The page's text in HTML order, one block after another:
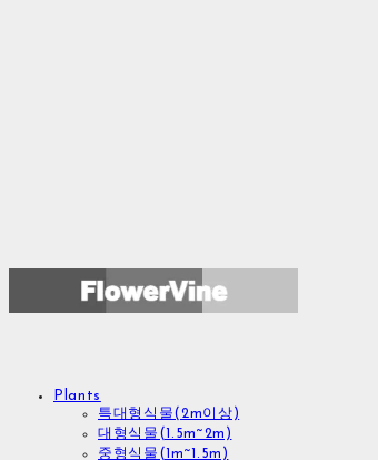
Plants
특대형식물(2m이상)
대형식물(1.5m~2m)
중형식물(1m~1.5m)